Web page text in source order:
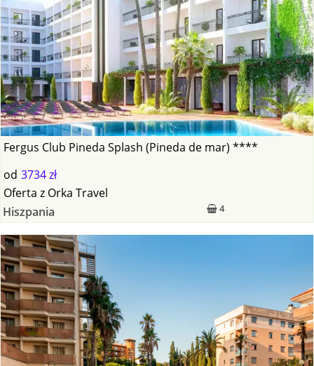
Fergus Club Pineda Splash (Pineda de mar) ****
od 3734 zł
4
Oferta z Orka Travel
Hiszpania